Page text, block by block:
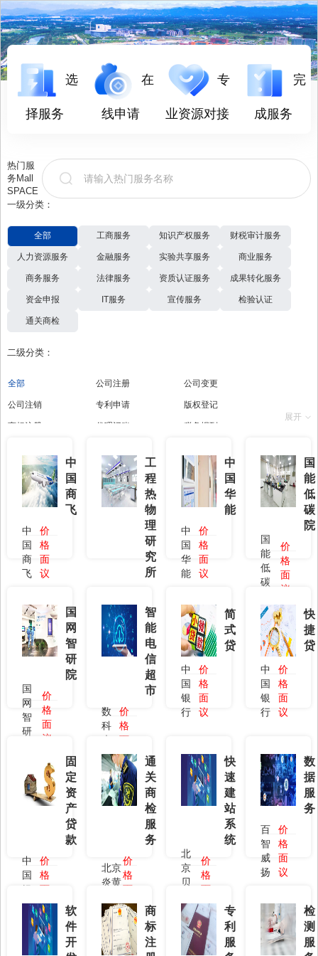
选
择服务
在
线申请
专
业资源对接
完
成服务
热门服
务Mall
SPACE
一级分类：
全部 工商服务 知识产权服务 财税审计服务
人力资源服务 金融服务 实验共享服务 商业服务
商务服务 法律服务 资质认证服务 成果转化服务
资金申报 IT服务 宣传服务 检验认证
通关商检
二级分类：
全部 公司注册 公司变更
公司注销 专利申请 版权登记
商标注册 代理记账 税务报到
融资担保 未来实验 餐饮服务
酒店服务 娱乐服务 体育场预约
法律咨询 审计服务
上市辅导 人才政策咨询
社保开户 高新企业
科技型中小企业
北京市新技术新产品
（服务）
质量管理体系
环保评价 科技成果评估 科技成果挂牌
政府专项资金 数据服务
展览布展 股权融资
知识产权评估 加计扣除
检验认证 通关商检
展开
中
国
商
飞
中
国
商
飞
价
格
面
议
工
程
热
物
理
研
究
所
理研
究所
格
面
议
中
国
华
能
中
国
华
能
价
格
面
议
国
能
低
碳
院
国
能
低
碳
价
格
面
议
国
网
智
研
院
国
网
智
研
价
格
面
议
智
能
电
信
超
市
数
科
未
来
价
格
面
议
简
式
贷
中
国
银
行
价
格
面
议
快
捷
贷
中
国
银
行
价
格
面
议
固
定
资
产
贷
款
中
国
银
行
价
格
面
议
通
关
商
检
服
务
北京
炎黄
价
格
面
议
快
速
建
站
系
统
北
京
贝
特
价
格
面
议
数
据
服
务
百
智
威
扬
价
格
面
议
软
件
开
商
标
注
专
利
服
检
测
服